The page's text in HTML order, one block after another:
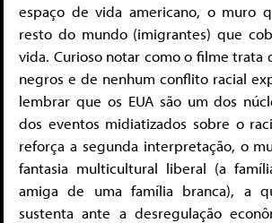
espaço de vida americano, o muro
resto do mundo (imigrantes) que
vida. Curioso notar como o filme trata
negros e de nenhum conflito racial
lembrar que os EUA são um dos
dos eventos midiatizados sobre o
reforça a segunda interpretação, o
fantasia multicultural liberal (a
amiga de uma família branca), a
sustenta ante a desregulação